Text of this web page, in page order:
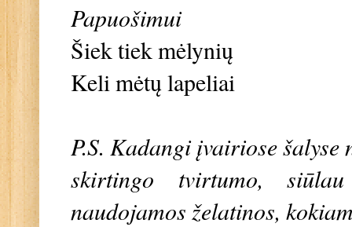
Papuošimui
Šiek tiek mėlynių
Keli mėtų lapeliai
P.S. Kadangi įvairiose
skirtingo tvirtumo,
naudojamos želatinos,